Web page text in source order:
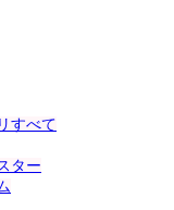
すべて
ター